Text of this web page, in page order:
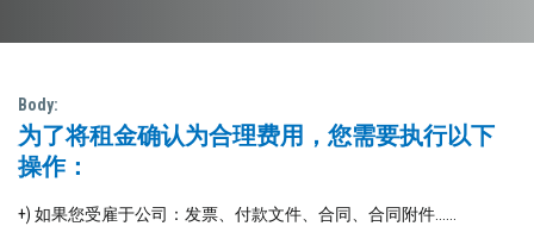
Body:
为了将租金确认为合理费用，您需要执行以下
操作：
+) 如果您受雇于公司：发票、付款文件、合同、合同附件......